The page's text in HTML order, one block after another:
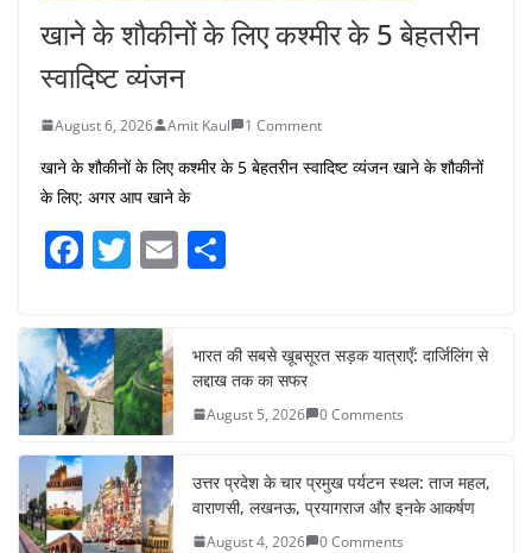
खाने के शौकीनों के लिए कश्मीर के 5 बेहतरीन
स्वादिष्ट व्यंजन
August 6, 2026 Amit Kaul 1 Comment
खाने के शौकीनों के लिए कश्मीर के 5 बेहतरीन स्वादिष्ट व्यंजन खाने के शौकीनों
के लिए: अगर आप खाने के
F
c
e
b
o
o
k
T
itt
er
E
e
भारत की सबसे खूबसूरत सड़क यात्राएँ: दार्जिलिंग से
लद्दाख तक का सफर
August 5, 2026 0 Comments
उत्तर प्रदेश के चार प्रमुख पर्यटन स्थल: ताज महल,
वाराणसी, लखनऊ, प्रयागराज और इनके आकर्षण
August 4, 2026 0 Comments